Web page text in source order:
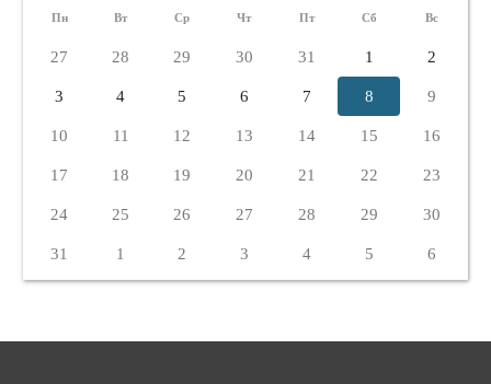
Пн Вт Ср Чт Пт Сб Вс
27 28 29 30 31 1 2
3 4 5 6 7 8 9
10 11 12 13 14 15 16
17 18 19 20 21 22 23
24 25 26 27 28 29 30
31 1 2 3 4 5 6